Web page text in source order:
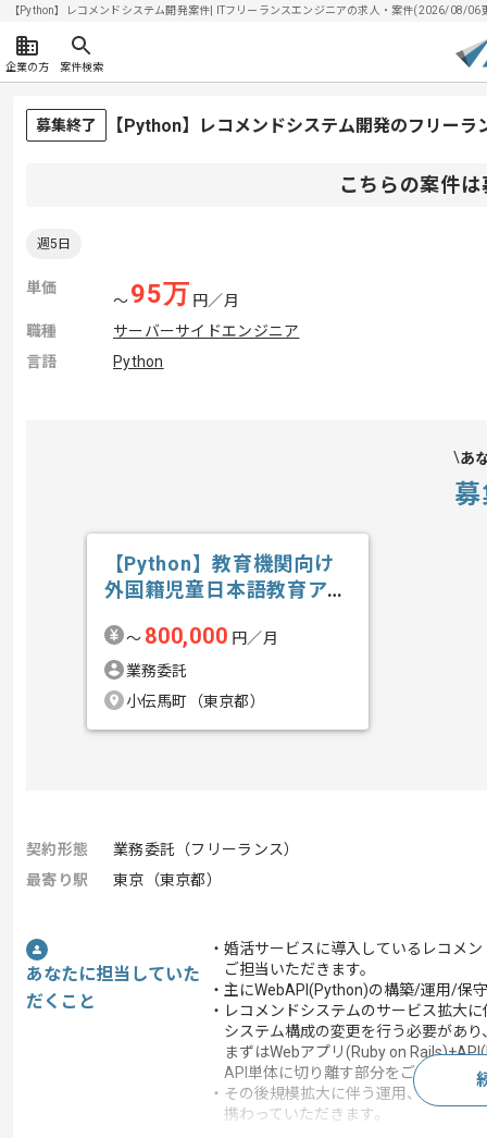
【Python】レコメンドシステム開発案件| ITフリーランスエンジニアの求人・案件(2026/08/06
企業の方 案件検索
募集終了 【Python】レコメンドシステム開発のフリーラ
こちらの案件
週5日
単価
〜95万 円／月
職種
サーバーサイドエンジニア
言語
Python
あ
【Python】教育機関向け
外国籍児童日本語教育アプ
〜 800,000 円／月
業務委託
小伝馬町（東京都）
契約形態
業務委託（フリーランス）
最寄り駅
東京（東京都）
あなたに担当していた
だくこと
・婚活サービスに導入しているレコメ
ご担当いただきます。
・主にWebAPI(Python)の構築/運用/保
・レコメンドシステムのサービス拡大に
システム構成の変更を行う必要があり
まずはWebアプリ(Ruby on
API単体に切り離す部分をご担当いた
・その後規模拡大に伴う運用、保守、
携わっていただきます。